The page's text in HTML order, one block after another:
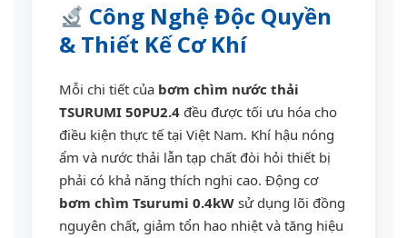
Công Nghệ Độc Quyền
& Thiết Kế Cơ Khí
Mỗi chi tiết của bơm chìm nước thải
TSURUMI 50PU2.4 đều được tối ưu hóa cho
điều kiện thực tế tại Việt Nam. Khí hậu nóng
ẩm và nước thải lẫn tạp chất đòi hỏi thiết bị
phải có khả năng thích nghi cao. Động cơ
bơm chìm Tsurumi 0.4kW sử dụng lõi đồng
nguyên chất, giảm tổn hao nhiệt và tăng hiệu